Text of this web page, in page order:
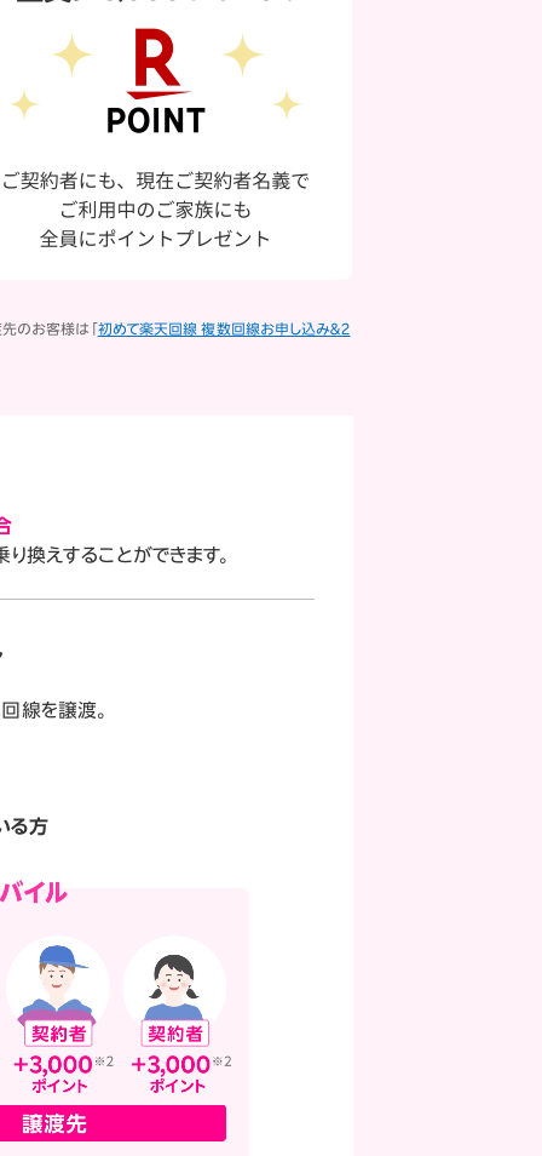
先のお客様は「初めて楽天回線 複数回線お申し込み＆2
換えすることができます。
線を譲渡。
る方